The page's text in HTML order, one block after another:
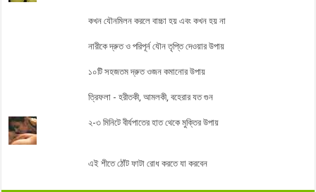
কখন যৌনমিলন করলে বাচ্চা হয় এবং কখন হয় না
নারীকে দ্রুত ও পরিপূর্ন যৌন তৃপ্তি দেওয়ার উপায়
১০টি সহজতম দ্রুত ওজন কমানোর উপায়
ত্রিফলা - হরীতকী, আমলকী, বহেরার যত গুন
২-৩ মিনিটে বীর্যপাতের হাত থেকে মুক্তির উপায়
এই শীতে ঠোঁট ফাটা রোধ করতে যা করবেন